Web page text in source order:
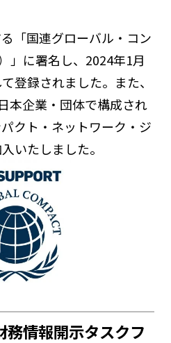
「国連グローバル・コン
」に署名し、2024年1月
登録されました。また、
本企業・団体で構成され
クト・ネットワーク・ジ
いたしました。
務情報開示タスクフ